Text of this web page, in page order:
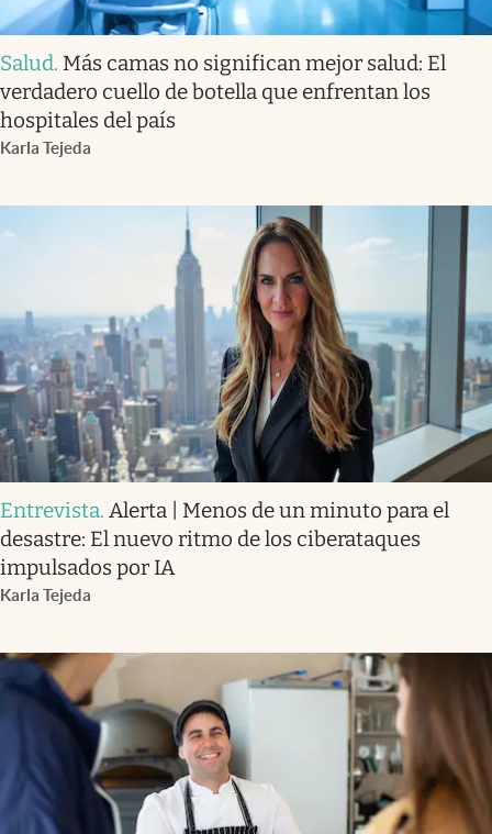
Salud. Más camas no significan mejor salud: El
verdadero cuello de botella que enfrentan los
hospitales del país
Karla Tejeda
Entrevista. Alerta | Menos de un minuto para el
desastre: El nuevo ritmo de los ciberataques
impulsados por IA
Karla Tejeda